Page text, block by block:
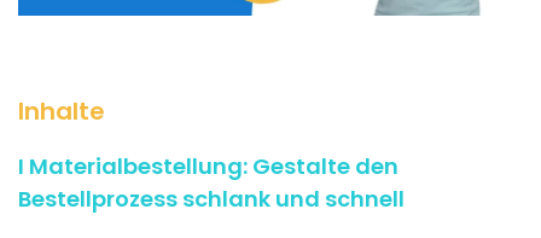
Inhalte
I Materialbestellung: Gestalte den
Bestellprozess schlank und schnell